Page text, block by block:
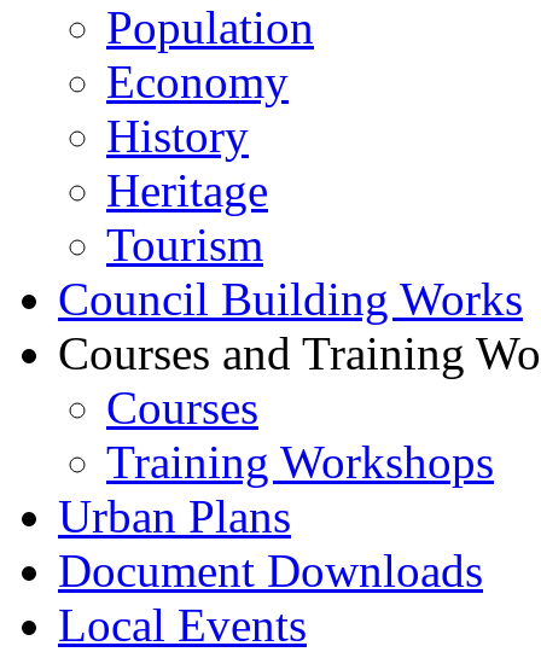
Population
Economy
History
Heritage
Tourism
Council Building Works
Courses and Training
Courses
Training Workshops
Urban Plans
Document Downloads
Local Events